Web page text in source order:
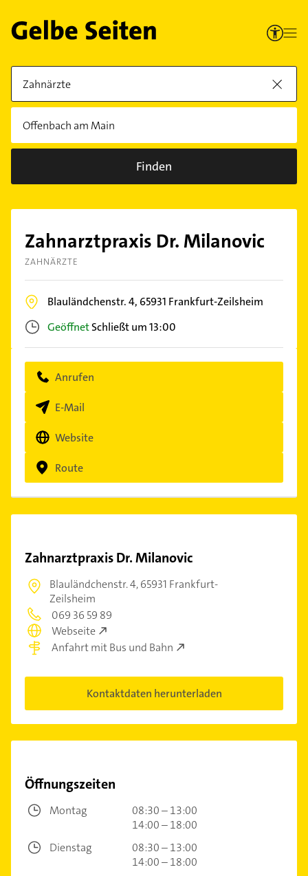
Finden
Zahnarztpraxis Dr. Milanovic
ZAHNÄRZTE
Blauländchenstr. 4, 65931 Frankfurt-Zeilsheim
GeöffnetSchließt um 13:00
Anrufen
E-Mail
Website
Route
Zahnarztpraxis Dr. Milanovic
Blauländchenstr. 4,65931 Frankfurt-
Zeilsheim
069 36 59 89
Webseite
Anfahrt mit Bus und Bahn
Kontaktdaten herunterladen
Öffnungszeiten
Montag
08:30 – 13:00
14:00 – 18:00
Dienstag
08:30 – 13:00
14:00 – 18:00